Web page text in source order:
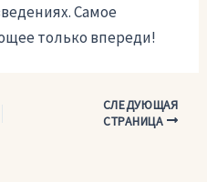
Самое
только впереди!
СЛЕДУЮЩАЯ
СТРАНИЦА